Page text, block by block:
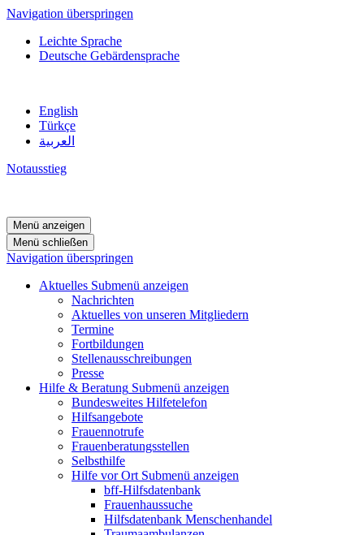
Navigation überspringen
Leichte Sprache
Deutsche Gebärdensprache
English
Türkçe
العربية
Notausstieg
Menü anzeigen
Menü schließen
Navigation überspringen
Aktuelles Submenü anzeigen
Nachrichten
Aktuelles von unseren Mitgliedern
Termine
Fortbildungen
Stellenausschreibungen
Presse
Hilfe & Beratung Submenü anzeigen
Bundesweites Hilfetelefon
Hilfsangebote
Frauennotrufe
Frauenberatungsstellen
Selbsthilfe
Hilfe vor Ort Submenü anzeigen
bff-Hilfsdatenbank
Frauenhaussuche
Hilfsdatenbank Menschenhandel